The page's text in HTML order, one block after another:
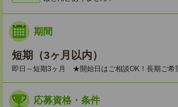
期間
短期（3ヶ月以内）
即日～短期3ヶ月 ★開始日はご相談OK！長期ご希
応募資格・条件